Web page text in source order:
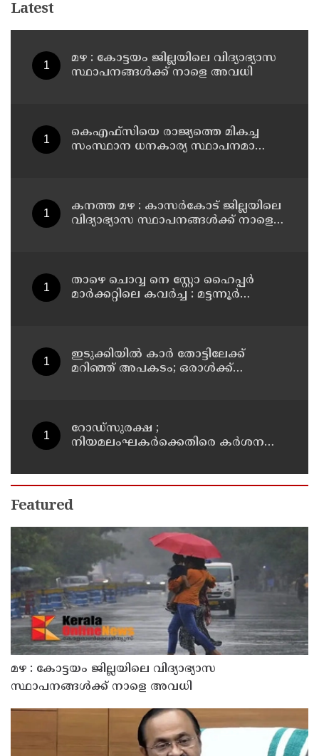
Latest
മഴ : കോട്ടയം ജില്ലയിലെ വിദ്യാഭ്യാസ
സ്ഥാപനങ്ങൾക്ക് നാളെ അവധി
കെഎഫ്‌സിയെ രാജ്യത്തെ മികച്ച
സംസ്ഥാന ധനകാര്യ സ്ഥാപനമാക്കും:
കനത്ത മഴ : കാസർകോട് ജില്ലയിലെ
വിദ്യാഭ്യാസ സ്ഥാപനങ്ങൾക്ക് നാളെ
താഴെ ചൊവ്വ നെ സ്റ്റോ ഹൈപ്പർ
മാർക്കറ്റിലെ കവർച്ച : മട്ടന്നൂർ
ഇടുക്കിയിൽ കാർ തോട്ടിലേക്ക്
മറിഞ്ഞ് അപകടം; ഒരാൾക്ക്
റോഡ്‌സുരക്ഷ ;
നിയമലംഘകർക്കെതിരെ കർശന
Featured
മഴ : കോട്ടയം ജില്ലയിലെ വിദ്യാഭ്യാസ
സ്ഥാപനങ്ങൾക്ക് നാളെ അവധി